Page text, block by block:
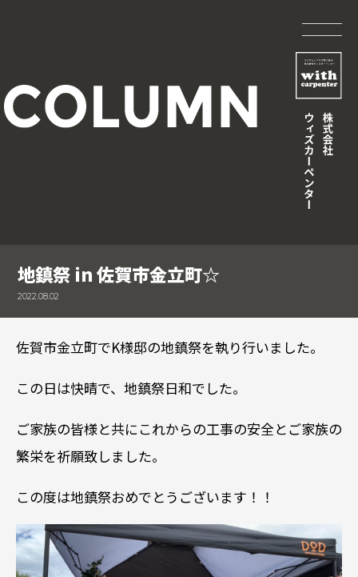
地鎮祭 in 佐賀市金立町☆
2022.08.02
佐賀市金立町でK様邸の地鎮祭を執り行いました。
この日は快晴で、地鎮祭日和でした。
ご家族の皆様と共にこれからの工事の安全とご家族の
繁栄を祈願致しました。
この度は地鎮祭おめでとうございます！！